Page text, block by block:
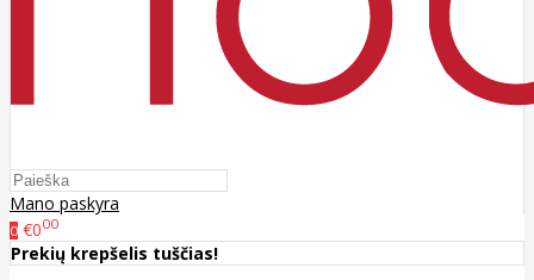
Mano paskyra
0 €000
Prekių krepšelis tuščias!